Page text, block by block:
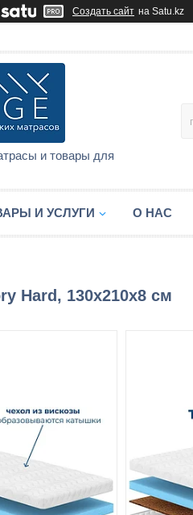
Создать сайт на Satu.kz
и товары для
И УСЛУГИ О НАС
Hard, 130x210x8 см